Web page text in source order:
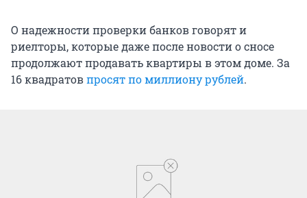
О надежности проверки банков говорят и
риелторы, которые даже после новости о сносе
продолжают продавать квартиры в этом доме. За
16 квадратовпросят по миллиону рублей.